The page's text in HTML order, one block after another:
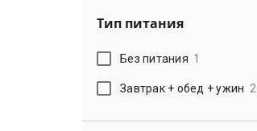
Тип питания
Без питания 1
Завтрак + обед + ужин 2